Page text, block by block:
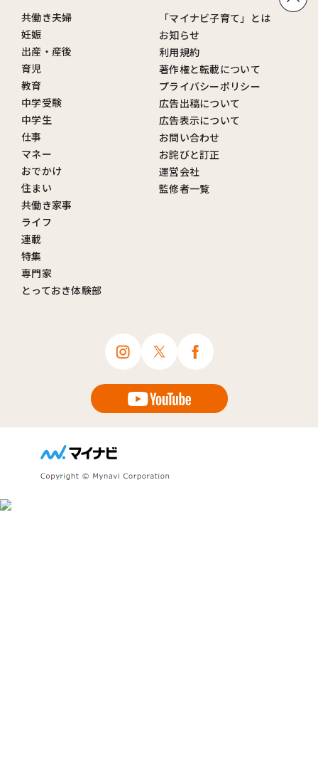
共働き夫婦
妊娠
出産・産後
育児
教育
中学受験
中学生
仕事
マネー
おでかけ
住まい
共働き家事
ライフ
連載
特集
専門家
とっておき体験部
「マイナビ子育て」とは
お知らせ
利用規約
著作権と転載について
プライバシーポリシー
広告出稿について
広告表示について
お問い合わせ
お詫びと訂正
運営会社
監修者一覧